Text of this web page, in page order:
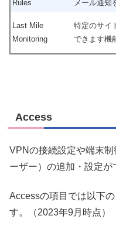
Rules
メール通知
Last Mile
Monitoring
特定のサイ
できます機
Access
VPNの接続設定や端末
ーザー）の追加・設定が
Accessの項目では以下
す。（2023年9月時点）